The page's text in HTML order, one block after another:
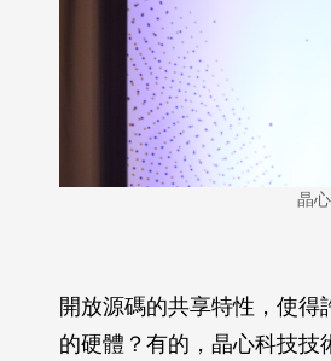
晶
開放源碼的共享特性，使
的硬體？有的，晶心科技